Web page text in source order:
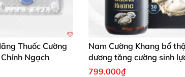
hoặc các bệnh lý đặc biệt cần tham khảo ý
Thuốc Cường
Ngạch
Nam Cường Khang bổ
dương tăng cường sinh
799.000₫